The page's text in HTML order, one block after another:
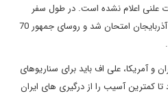
علنی اعلام نشده است. در طول سفر
فعلی، عبور اولین قطار از مرز ایران و آذربایجان امتحان شد و روسای جمهور 70
و آمریکا، علی اف باید برای سناریوهای
کمترین آسیب را از درگیری های ایران